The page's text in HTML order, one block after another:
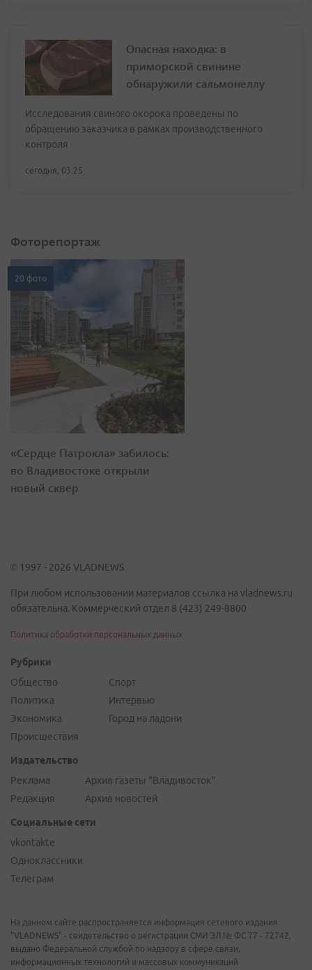
Опасная находка: в
приморской свинине
обнаружили сальмонеллу
Исследования свиного окорока проведены по
обращению заказчика в рамках производственного
контроля
сегодня, 03:25
Фоторепортаж
20 фото
«Сердце Патрокла» забилось:
во Владивостоке открыли
новый сквер
© 1997 - 2026 VLADNEWS
При любом использовании материалов ссылка на vladnews.ru
обязательна. Коммерческий отдел 8 (423) 249-8800
Политика обработки персональных данных
Рубрики
Общество
Политика
Экономика
Происшествия
Спорт
Интервью
Город на ладони
Издательство
Реклама
Редакция
Архив газеты "Владивосток"
Архив новостей
Социальные сети
vkontakte
Одноклассники
Телеграм
На данном сайте распространяется информация сетевого издания
"VLADNEWS" - свидетельство о регистрации СМИ ЭЛ № ФС 77 - 72742,
выдано Федеральной службой по надзору в сфере связи,
информационных технологий и массовых коммуникаций